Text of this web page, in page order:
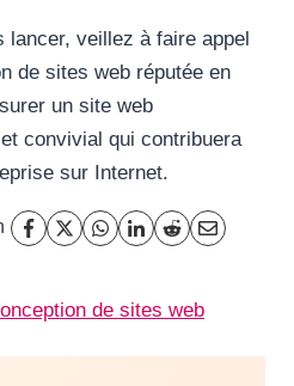
lancer, veillez à faire appel
de sites web réputée en
un site web
convivial qui contribuera
sur Internet.
de sites web